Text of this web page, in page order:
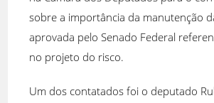
sobre a importância da manutenção
aprovada pelo Senado Federal
no projeto do risco.
Um dos contatados foi o deputado